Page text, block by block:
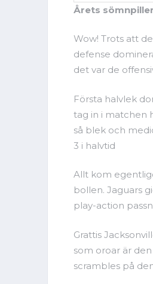
Årets
Wow! Trots att
defense
det var de
Första halvlek
tag in i matchen
så blek och
3 i halvtid
Allt kom
bollen. Jaguars
play-action
Grattis
som oroar är
scrambles på